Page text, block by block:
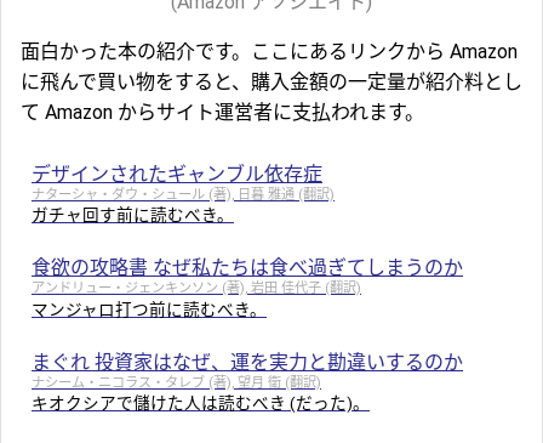
面白かった本の紹介です。ここにあるリンクから Amazon
に飛んで買い物をすると、購入金額の一定量が紹介料とし
て Amazon からサイト運営者に支払われます。
デザインされたギャンブル依存症
ナターシャ・ダウ・シュール (著), 日暮 雅通 (翻訳)
ガチャ回す前に読むべき。
食欲の攻略書 なぜ私たちは食べ過ぎてしまうのか
アンドリュー・ジェンキンソン (著), 岩田 佳代子 (翻訳)
マンジャロ打つ前に読むべき。
まぐれ 投資家はなぜ、運を実力と勘違いするのか
ナシーム・ニコラス・タレブ (著), 望月 衛 (翻訳)
キオクシアで儲けた人は読むべき (だった)。